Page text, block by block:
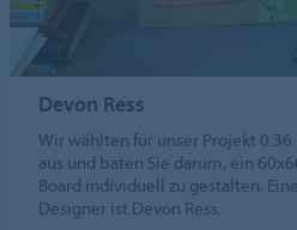
Devon Ress
Wir wählten für unser Projekt
aus und baten Sie darum, ein
Board individuell zu gestalten.
Designer ist Devon Ress.